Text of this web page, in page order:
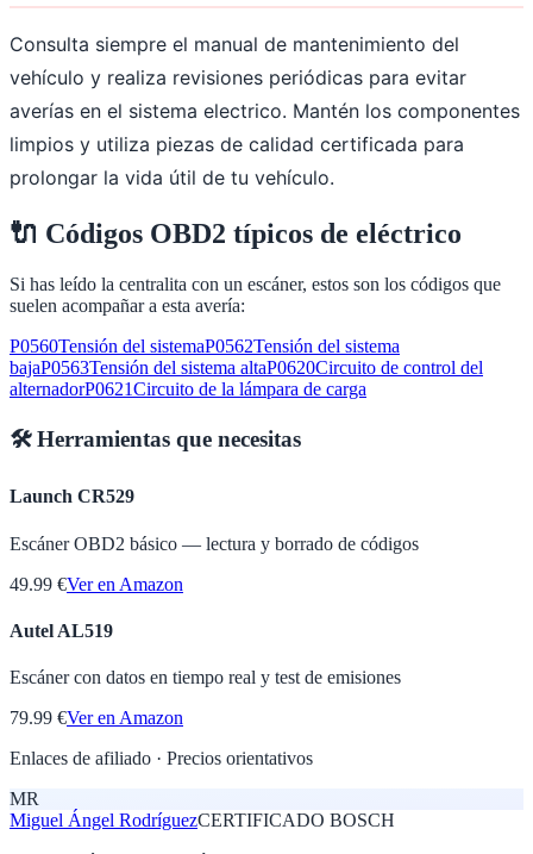
Consulta siempre el manual de mantenimiento del
vehículo y realiza revisiones periódicas para evitar
averías en el sistema electrico. Mantén los componentes
limpios y utiliza piezas de calidad certificada para
prolongar la vida útil de tu vehículo.
🔌 Códigos OBD2 típicos de eléctrico
Si has leído la centralita con un escáner, estos son los códigos que
suelen acompañar a esta avería:
P0560Tensión del sistemaP0562Tensión del sistema
bajaP0563Tensión del sistema altaP0620Circuito de control del
alternadorP0621Circuito de la lámpara de carga
🛠️ Herramientas que necesitas
Launch CR529
Escáner OBD2 básico — lectura y borrado de códigos
49.99 €Ver en Amazon
Autel AL519
Escáner con datos en tiempo real y test de emisiones
79.99 €Ver en Amazon
Enlaces de afiliado · Precios orientativos
MR
Miguel Ángel RodríguezCERTIFICADO BOSCH